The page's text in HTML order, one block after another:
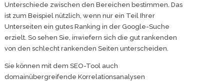
Unterschiede zwischen den Bereichen bestimmen. Das
ist zum Beispiel nützlich, wenn nur ein Teil Ihrer
Unterseiten ein gutes Ranking in der Google-Suche
erzielt. So sehen Sie, inwiefern sich die gut rankenden
von den schlecht rankenden Seiten unterscheiden.
Sie können mit dem SEO-Tool auch
domainübergreifende Korrelationsanalysen